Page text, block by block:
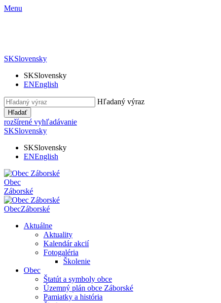
Menu
SKSlovensky
SKSlovensky
ENEnglish
Hľadaný výraz
Hľadať
rozšírené vyhľadávanie
SKSlovensky
SKSlovensky
ENEnglish
Obec
Záborské
ObecZáborské
Aktuálne
Aktuality
Kalendár akcií
Fotogaléria
Školenie
Obec
Štatút a symboly obce
Územný plán obce Záborské
Pamiatky a história